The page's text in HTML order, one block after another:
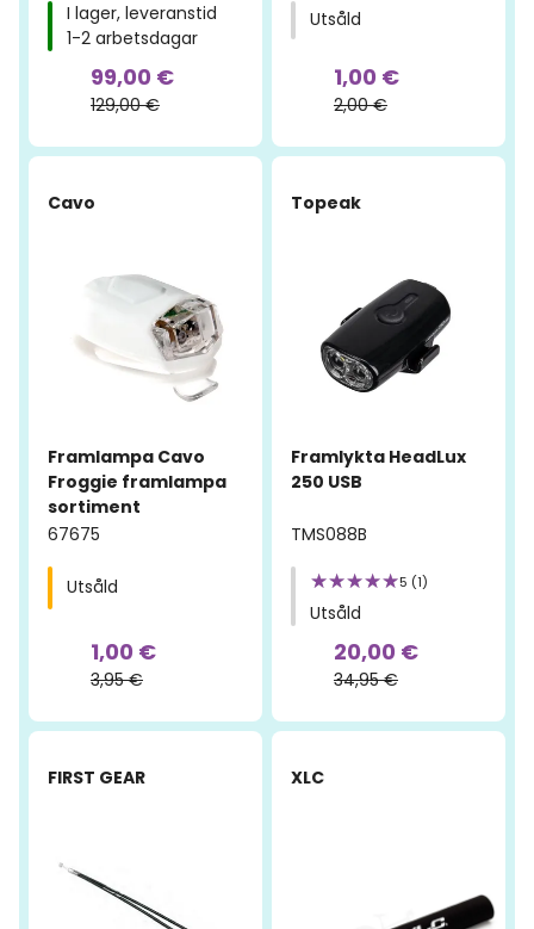
I lager, leveranstid
1-2 arbetsdagar
99,00 €
129,00 €
Utsåld
1,00 €
2,00 €
Cavo
-75%
Framlampa Cavo
Froggie framlampa
sortiment
67675
Utsåld
1,00 €
3,95 €
Topeak
-43%
Framlykta HeadLux
250 USB
TMS088B
5 (1)
Utsåld
20,00 €
34,95 €
FIRST GEAR
-50%
XLC
-57%